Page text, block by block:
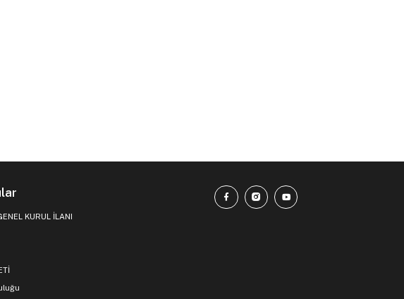
KURUL İLANI